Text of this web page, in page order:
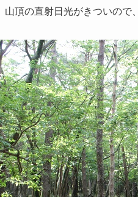
頂の直射日光がきついので